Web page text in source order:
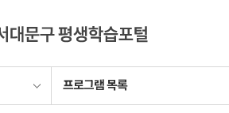
검색
프로그램 목록